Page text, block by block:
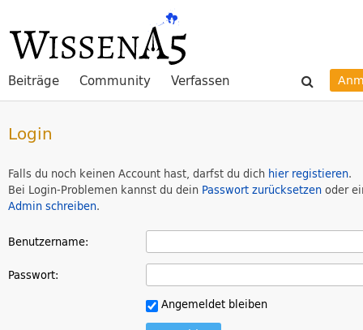
Beiträge Community Verfassen
Login
Falls du noch keinen Account hast, darfst du dich hier registieren.
Bei Login-Problemen kannst du dein Passwort zurücksetzen oder
Admin schreiben.
Benutzername:
Passwort:
Angemeldet bleiben